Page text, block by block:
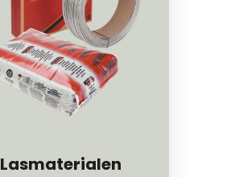
Lasmaterialen